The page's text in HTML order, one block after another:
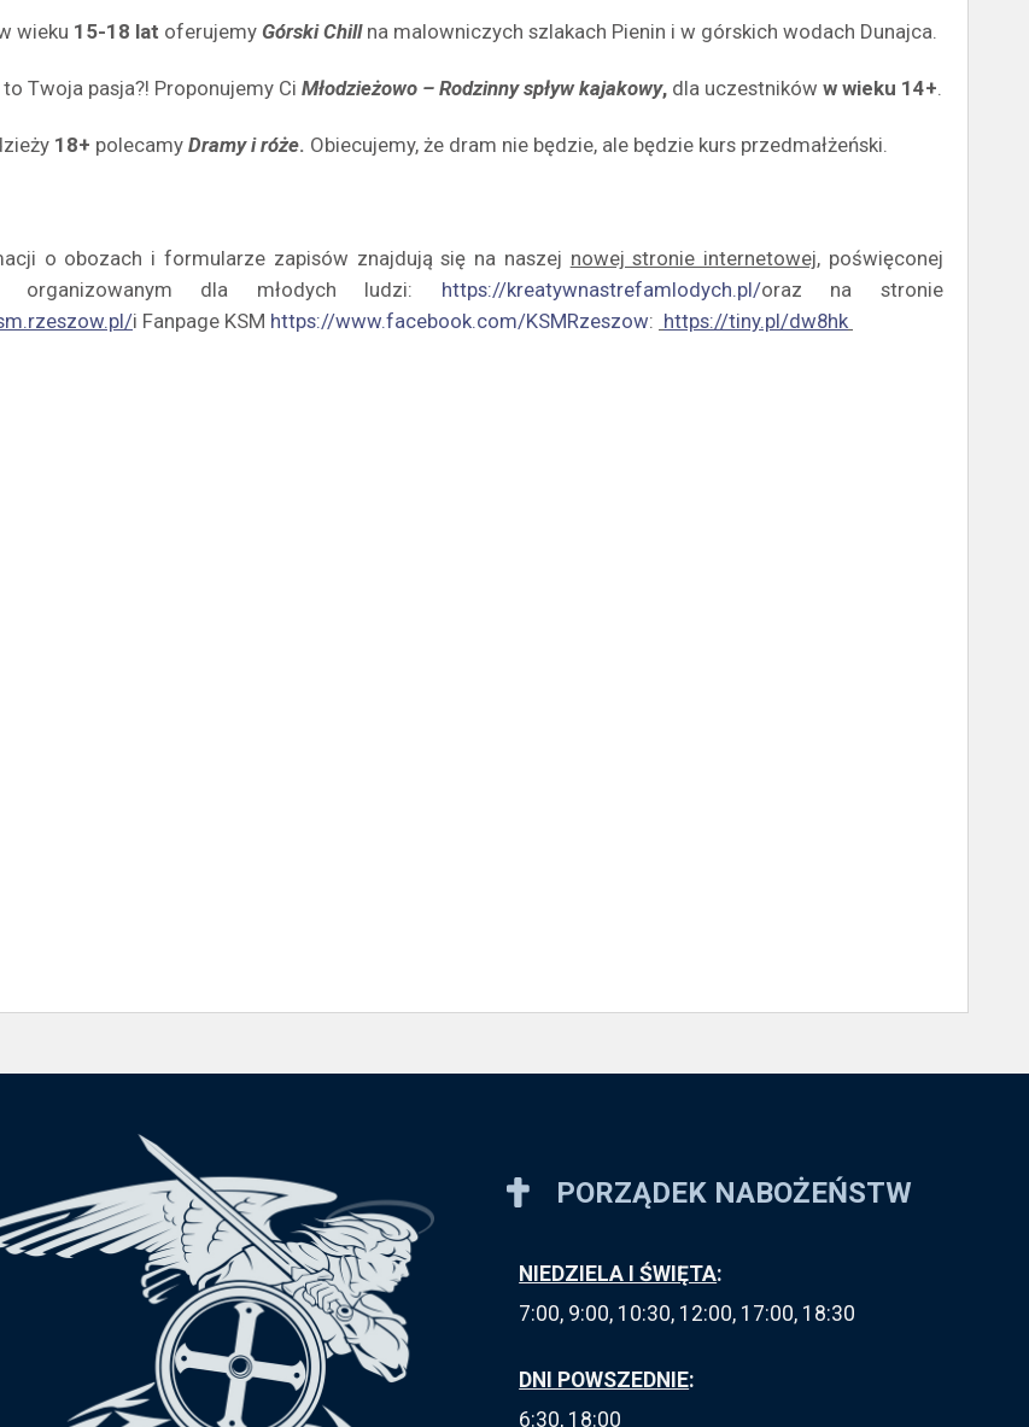
wieku 15-18 lat oferujemy Górski Chillna malowniczych szlakach Pienin i w górskich wodach Dunajca.
Twoja pasja?! Proponujemy Ci Młodzieżowo – Rodzinny spływ kajakowy, dla uczestników w wieku 14+
18+ polecamy Dramy i róże. Obiecujemy, że dram nie będzie, ale będzie kurs przedmałżeński.
o obozach i formularze zapisów znajdują się na naszej nowej stronie internetowej, poświęconej
organizowanym dla młodych ludzi: https://kreatywnastrefamlodych.pl/oraz na stronie
i Fanpage KSM https://www.facebook.com/KSMRzeszow: https://tiny.pl/dw8hk
PORZĄDEK NABOŻEŃSTW
NIEDZIELA I ŚWIĘTA:
7:00, 9:00, 10:30, 12:00, 17:00, 18:30
DNI POWSZEDNIE:
6:30, 18:00